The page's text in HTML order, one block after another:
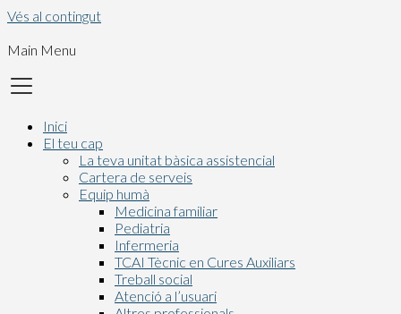
Vés al contingut
Main Menu
Inici
El teu cap
La teva unitat bàsica assistencial
Cartera de serveis
Equip humà
Medicina familiar
Pediatria
Infermeria
TCAI Tècnic en Cures Auxiliars
Treball social
Atenció a l’usuari